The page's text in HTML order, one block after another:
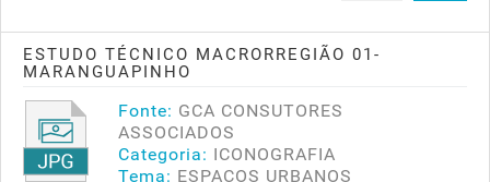
ESTUDO TÉCNICO MACRORREGIÃO 01-
MARANGUAPINHO
Fonte: GCA CONSUTORES
ASSOCIADOS
Categoria: ICONOGRAFIA
Tema: ESPAÇOS URBANOS